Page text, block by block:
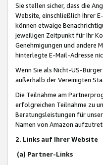
Sie stellen sicher, dass die
Website, einschließlich Ihrer
können etwaige
jeweiligen Zeitpunkt für Ihr
Genehmigungen und andere
hinterlegte E-Mail-Adresse
Wenn Sie als Nicht-US-
außerhalb der Vereinigten
Die Teilnahme am
erfolgreichen Teilnahme zu
Beratungsleistungen für
Namen von Amazon
2. Links auf Ihrer Website
(a) Partner-Links